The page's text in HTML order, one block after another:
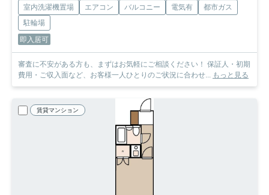
室内洗濯機置場 エアコン バルコニー 電気有
都市ガス
駐輪場
即入居可
審査に不安がある方も、まずはお気軽にご相談ください！ 保証人・初期
費用・ご収入面など、お客様一人ひとりのご状況に合わせ... もっと見る
賃貸マンション